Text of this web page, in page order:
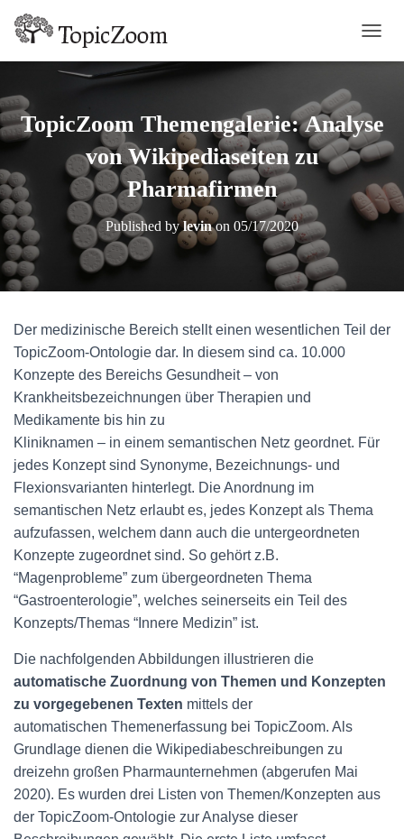
TopicZoom Themengalerie: Analyse
von Wikipediaseiten zu
Pharmafirmen
Published bylevinon 05/17/2020
Der medizinische Bereich stellt einen wesentlichen Teil der
TopicZoom-Ontologie dar. In diesem sind ca. 10.000
Konzepte des Bereichs Gesundheit – von
Krankheitsbezeichnungen über Therapien und
Medikamente bis hin zu
Kliniknamen – in einem semantischen Netz geordnet. Für
jedes Konzept sind Synonyme, Bezeichnungs- und
Flexionsvarianten hinterlegt. Die Anordnung im
semantischen Netz erlaubt es, jedes Konzept als Thema
aufzufassen, welchem dann auch die untergeordneten
Konzepte zugeordnet sind. So gehört z.B.
“Magenprobleme” zum übergeordneten Thema
“Gastroenterologie”, welches seinerseits ein Teil des
Konzepts/Themas “Innere Medizin” ist.
Die nachfolgenden Abbildungen illustrieren die
automatische Zuordnung von Themen und Konzepten
zu vorgegebenen Texten mittels der
automatischen Themenerfassung bei TopicZoom. Als
Grundlage dienen die Wikipediabeschreibungen zu
dreizehn großen Pharmaunternehmen (abgerufen Mai
2020). Es wurden drei Listen von Themen/Konzepten aus
der TopicZoom-Ontologie zur Analyse dieser